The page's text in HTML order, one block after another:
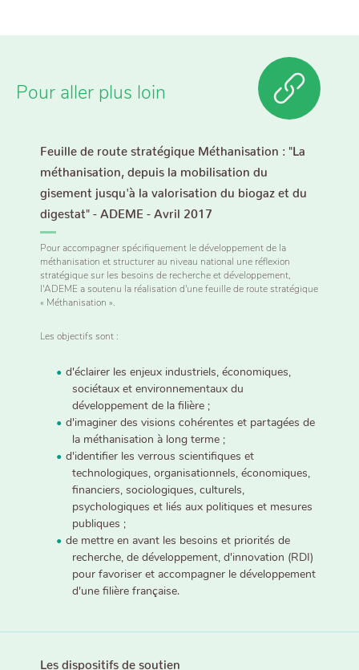
Pour aller plus loin
Feuille de route stratégique Méthanisation : "La
méthanisation, depuis la mobilisation du
gisement jusqu'à la valorisation du biogaz et du
digestat" - ADEME - Avril 2017
Pour accompagner spécifiquement le développement de la
méthanisation et structurer au niveau national une réflexion
stratégique sur les besoins de recherche et développement,
l'ADEME a soutenu la réalisation d'une feuille de route stratégique
« Méthanisation ».
Les objectifs sont :
d'éclairer les enjeux industriels, économiques,
sociétaux et environnementaux du
développement de la filière ;
d'imaginer des visions cohérentes et partagées de
la méthanisation à long terme ;
d'identifier les verrous scientifiques et
technologiques, organisationnels, économiques,
financiers, sociologiques, culturels,
psychologiques et liés aux politiques et mesures
publiques ;
de mettre en avant les besoins et priorités de
recherche, de développement, d'innovation (RDI)
pour favoriser et accompagner le développement
d'une filière française.
Les dispositifs de soutien